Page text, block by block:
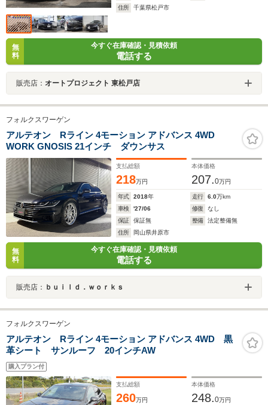
住所
千葉県松戸市
無
料
今すぐ在庫確認・見積依頼
電話する
販売店： オートプロジェクト 東松戸店
フォルクスワーゲン
アルテオン Rライン 4モーション アドバンス 4WD
WORK GNOSIS 21インチ ダウンサス
支払総額
218万円
本体価格
207.0万円
年式 2018年 走行 6.0万km
車検
'27/06 修復
なし
保証
保証無 整備
法定整備無
住所
岡山県井原市
無
料
今すぐ在庫確認・見積依頼
電話する
販売店： ｂｕｉｌｄ．ｗｏｒｋｓ
フォルクスワーゲン
アルテオン Rライン 4モーション アドバンス 4WD 黒
革シート サンルーフ 20インチAW
購入プラン付
支払総額
260万円
本体価格
248.0万円